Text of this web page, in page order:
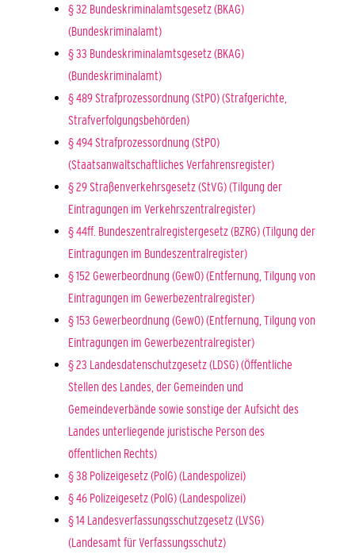
§ 32 Bundeskriminalamtsgesetz (BKAG)
(Bundeskriminalamt)
§ 33 Bundeskriminalamtsgesetz (BKAG)
(Bundeskriminalamt)
§ 489 Strafprozessordnung (StPO) (Strafgerichte,
Strafverfolgungsbehörden)
§ 494 Strafprozessordnung (StPO)
(Staatsanwaltschaftliches Verfahrensregister)
§ 29 Straßenverkehrsgesetz (StVG) (Tilgung der
Eintragungen im Verkehrszentralregister)
§ 44ff. Bundeszentralregistergesetz (BZRG) (Tilgung der
Eintragungen im Bundeszentralregister)
§ 152 Gewerbeordnung (GewO) (Entfernung, Tilgung von
Eintragungen im Gewerbezentralregister)
§ 153 Gewerbeordnung (GewO) (Entfernung, Tilgung von
Eintragungen im Gewerbezentralregister)
§ 23 Landesdatenschutzgesetz (LDSG) (Öffentliche
Stellen des Landes, der Gemeinden und
Gemeindeverbände sowie sonstige der Aufsicht des
Landes unterliegende juristische Person des
öffentlichen Rechts)
§ 38 Polizeigesetz (PolG) (Landespolizei)
§ 46 Polizeigesetz (PolG) (Landespolizei)
§ 14 Landesverfassungsschutzgesetz (LVSG)
(Landesamt für Verfassungsschutz)